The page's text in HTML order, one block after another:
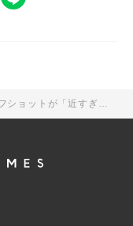
深澤辰哉と斎藤工のオフショットが「近すぎない？」「ふっかどういう顔？」と話題。「いままでなかなかお会いできなかった」と念願2ショット